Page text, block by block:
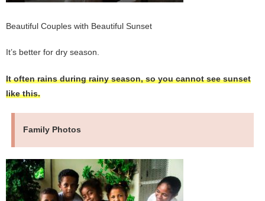
Beautiful Couples with Beautiful Sunset
It’s better for dry season.
It often rains during rainy season, so you cannot see sunset
like this.
Family Photos